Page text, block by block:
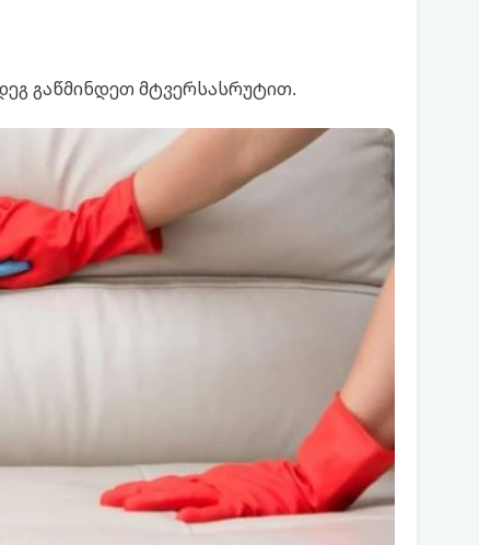
გაწმინდეთ მტვერსასრუტით.